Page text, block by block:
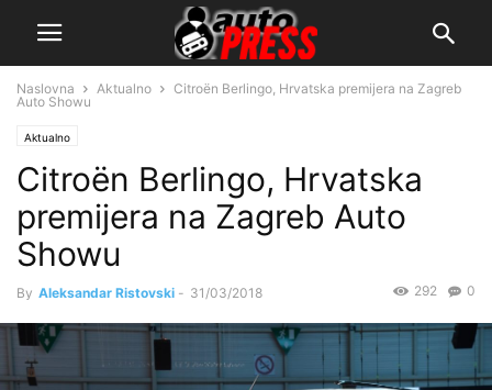
Naslovna Aktualno
Citroën Berlingo, Hrvatska premijera na Zagreb
Auto Showu
Aktualno
Citroën Berlingo, Hrvatska
premijera na Zagreb Auto
Showu
By Aleksandar Ristovski - 31/03/2018 0
292